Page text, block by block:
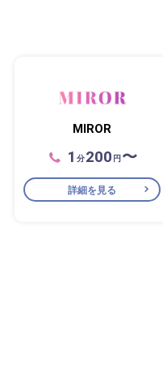
MIROR
1 分200 円〜
詳細を見る